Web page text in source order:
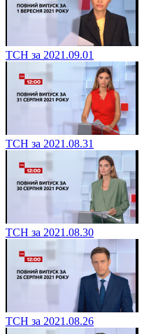
ТСН за 2021.09.01
ТСН за 2021.08.31
ТСН за 2021.08.30
ТСН за 2021.08.26